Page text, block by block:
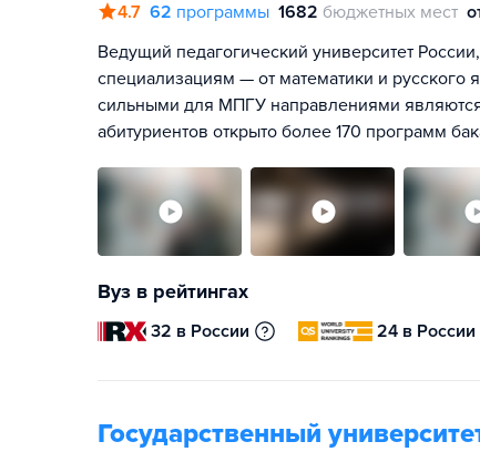
4.7 62 программы 1682 бюджетных мест
Ведущий педагогический университет
специализациям — от математики и русского
сильными для МПГУ направлениями
абитуриентов открыто более 170 программ
Вуз в рейтингах
32 в России 24 в России
Государственный